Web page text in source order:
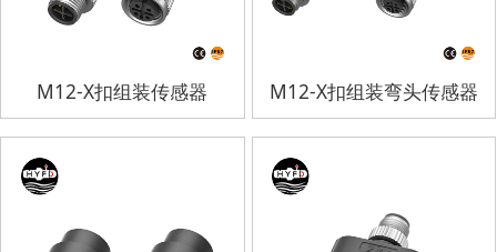
M12-X扣组装传感器 M12-X扣组装弯头传感器